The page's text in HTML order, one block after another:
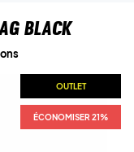
Black
OUTLET
ÉCONOMISER 21%
OUTLET
ÉCONOMISER 21%
OUTLET
ÉCONOMISER 21%